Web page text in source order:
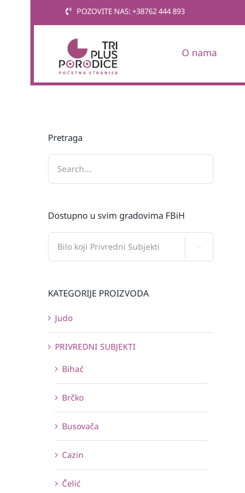
POZOVITE NAS: +38762 444 893
O nama
Pretraga
Dostupno u svim gradovima FBiH
KATEGORIJE PROIZVODA
Judo
PRIVREDNI SUBJEKTI
Bihać
Brčko
Busovača
Cazin
Čelić